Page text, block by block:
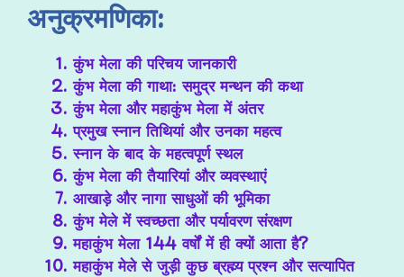
अनुक्रमणिका:
कुंभ मेला की परिचय जानकारी
कुंभ मेला की गाथा: समुद्र मन्थन की कथा
कुंभ मेला और महाकुंभ मेला में अंतर
प्रमुख स्नान तिथियां और उनका महत्व
स्नान के बाद के महत्वपूर्ण स्थल
कुंभ मेला की तैयारियां और व्यवस्थाएं
आखाड़े और नागा साधुओं की भूमिका
कुंभ मेले में स्वच्छता और पर्यावरण संरक्षण
महाकुंभ मेला 144 वर्षों में ही क्यों आता है?
महाकुंभ मेले से जुड़ी कुछ ब्रह्म्य प्रश्न और सत्यापित